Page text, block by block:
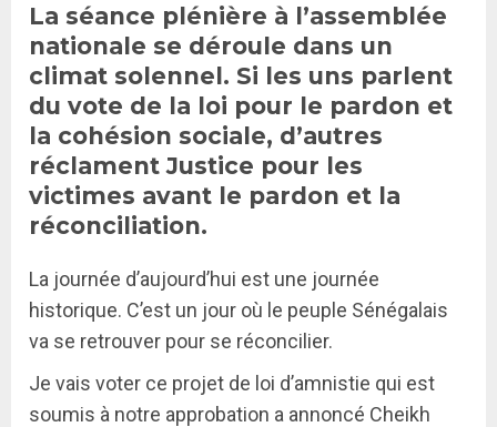
La séance plénière à l’assemblée
nationale se déroule dans un
climat solennel. Si les uns parlent
du vote de la loi pour le pardon et
la cohésion sociale, d’autres
réclament Justice pour les
victimes avant le pardon et la
réconciliation.
La journée d’aujourd’hui est une journée
historique. C’est un jour où le peuple Sénégalais
va se retrouver pour se réconcilier.
Je vais voter ce projet de loi d’amnistie qui est
soumis à notre approbation a annoncé Cheikh